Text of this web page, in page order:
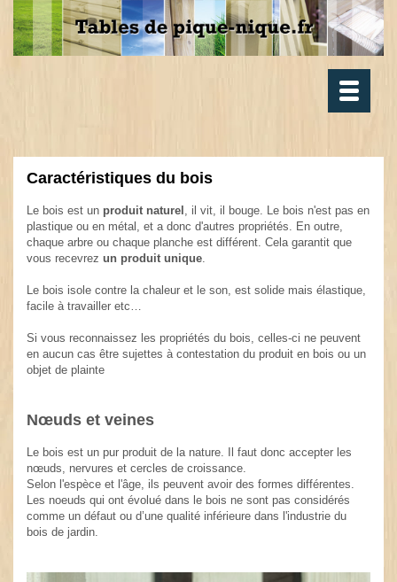
Toggle
Caractéristiques du bois
Le bois est un produit naturel , il vit, il bouge. Le bois n'est pas en
plastique ou en métal, et a donc d'autres propriétés. En outre,
chaque arbre ou chaque planche est différent. Cela garantit que
vous recevrez un produit unique.
Le bois isole contre la chaleur et le son, est solide mais élastique,
facile à travailler etc…
Si vous reconnaissez les propriétés du bois, celles-ci ne peuvent
en aucun cas être sujettes à contestation du produit en bois ou un
objet de plainte
Nœuds et veines
Le bois est un pur produit de la nature. Il faut donc accepter les
nœuds, nervures et cercles de croissance.
Selon l'espèce et l'âge, ils peuvent avoir des formes différentes.
Les noeuds qui ont évolué dans le bois ne sont pas considérés
comme un défaut ou d’une qualité inférieure dans l'industrie du
bois de jardin.